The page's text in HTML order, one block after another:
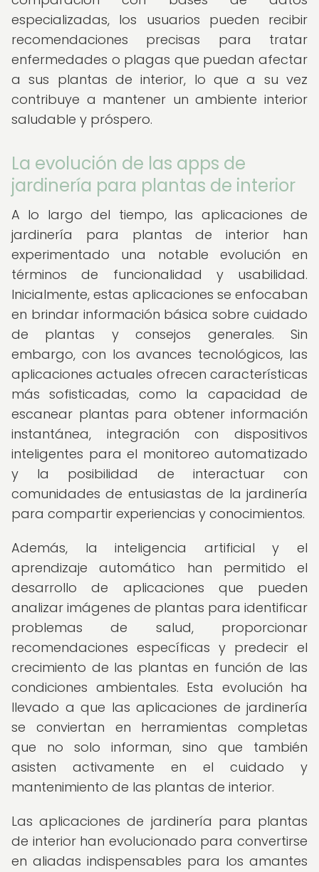
especializadas, los usuarios pueden recibir
recomendaciones precisas para tratar
enfermedades o plagas que puedan afectar
a sus plantas de interior, lo que a su vez
contribuye a mantener un ambiente interior
saludable y próspero.
La evolución de las apps de
jardinería para plantas de interior
A lo largo del tiempo, las aplicaciones de
jardinería para plantas de interior han
experimentado una notable evolución en
términos de funcionalidad y usabilidad.
Inicialmente, estas aplicaciones se enfocaban
en brindar información básica sobre cuidado
de plantas y consejos generales. Sin
embargo, con los avances tecnológicos, las
aplicaciones actuales ofrecen características
más sofisticadas, como la capacidad de
escanear plantas para obtener información
instantánea, integración con dispositivos
inteligentes para el monitoreo automatizado
y la posibilidad de interactuar con
comunidades de entusiastas de la jardinería
para compartir experiencias y conocimientos.
Además, la inteligencia artificial y el
aprendizaje automático han permitido el
desarrollo de aplicaciones que pueden
analizar imágenes de plantas para identificar
problemas de salud, proporcionar
recomendaciones específicas y predecir el
crecimiento de las plantas en función de las
condiciones ambientales. Esta evolución ha
llevado a que las aplicaciones de jardinería
se conviertan en herramientas completas
que no solo informan, sino que también
asisten activamente en el cuidado y
mantenimiento de las plantas de interior.
Las aplicaciones de jardinería para plantas
de interior han evolucionado para convertirse
en aliadas indispensables para los amantes